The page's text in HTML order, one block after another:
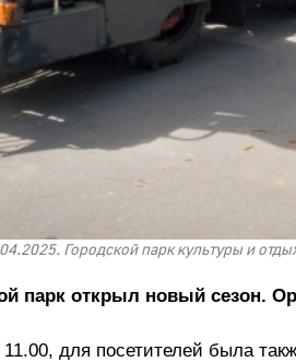
Городской парк культуры и
парк открыл новый сезон.
11.00, для посетителей была